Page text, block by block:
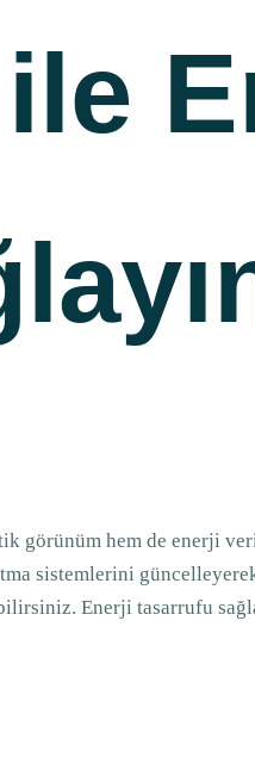
görünüm hem de enerji
sistemlerini
Enerji tasarrufu